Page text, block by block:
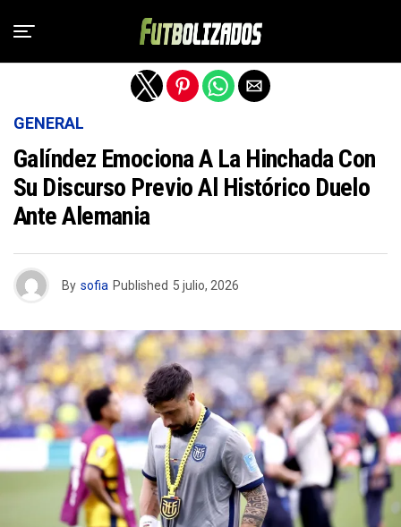
GENERAL
Galíndez Emociona A La Hinchada Con
Su Discurso Previo Al Histórico Duelo
Ante Alemania
By sofia Published 5 julio, 2026
Salir de la versión móvil